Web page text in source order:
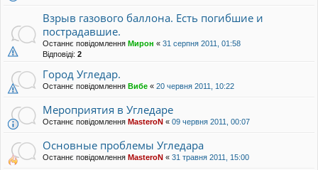
Взрыв газового баллона. Есть погибшие и
пострадавшие.
Останнє повідомлення Мирон « 31 серпня 2011, 01:58
Відповіді: 2
Город Угледар.
Останнє повідомлення Вибе « 20 червня 2011, 10:22
Мероприятия в Угледаре
Останнє повідомлення MasteroN « 09 червня 2011, 00:07
Основные проблемы Угледара
Останнє повідомлення MasteroN « 31 травня 2011, 15:00